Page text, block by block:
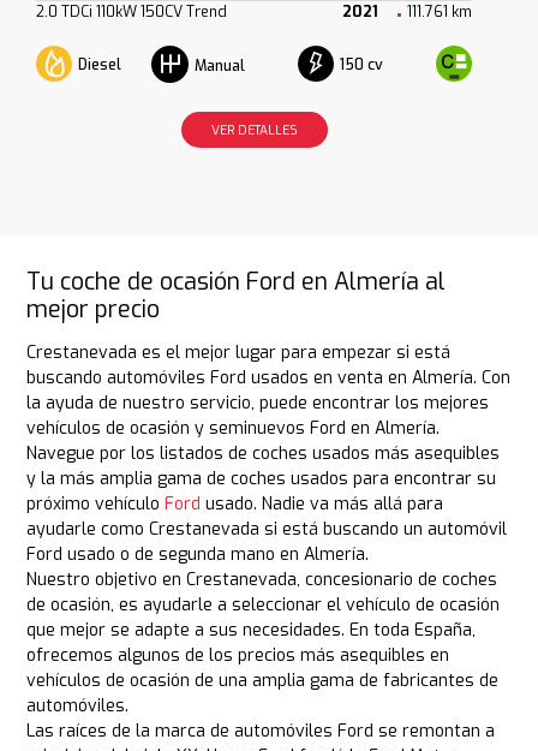
2.0 TDCi 110kW 150CV Trend 2021 111.761 km
Diesel Manual 150 cv
VER DETALLES
Tu coche de ocasión Ford en Almería al
mejor precio
Crestanevada es el mejor lugar para empezar si está
buscando automóviles Ford usados en venta en Almería. Con
la ayuda de nuestro servicio, puede encontrar los mejores
vehículos de ocasión y seminuevos Ford en Almería.
Navegue por los listados de coches usados más asequibles
y la más amplia gama de coches usados para encontrar su
próximo vehículoFord usado. Nadie va más allá para
ayudarle como Crestanevada si está buscando un automóvil
Ford usado o de segunda mano en Almería.
Nuestro objetivo en Crestanevada, concesionario de coches
de ocasión, es ayudarle a seleccionar el vehículo de ocasión
que mejor se adapte a sus necesidades. En toda España,
ofrecemos algunos de los precios más asequibles en
vehículos de ocasión de una amplia gama de fabricantes de
automóviles.
Las raíces de la marca de automóviles Ford se remontan a